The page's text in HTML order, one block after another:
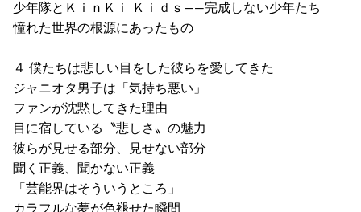
少年隊とＫｉｎＫｉ Ｋｉｄｓ――完成しない少年たち
憧れた世界の根源にあったもの
４ 僕たちは悲しい目をした彼らを愛してきた
ジャニオタ男子は「気持ち悪い」
ファンが沈黙してきた理由
目に宿している〝悲しさ〟の魅力
彼らが見せる部分、見せない部分
聞く正義、聞かない正義
「芸能界はそういうところ」
カラフルな夢が色褪せた瞬間